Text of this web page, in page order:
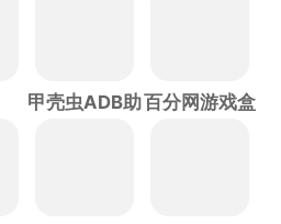
甲壳虫ADB助百分网游戏盒